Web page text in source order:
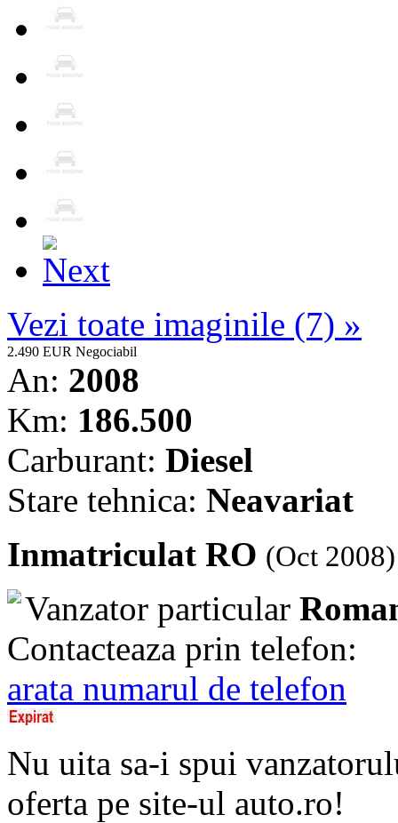
Vezi toate imaginile (7) »
2.490 EUR Negociabil
An: 2008
Km: 186.500
Carburant: Diesel
Stare tehnica: Neavariat
Inmatriculat RO (Oct 2008)
Vanzator particular
Contacteaza prin telefon:
arata numarul de telefon
Nu uita sa-i spui
oferta pe site-ul auto.ro!